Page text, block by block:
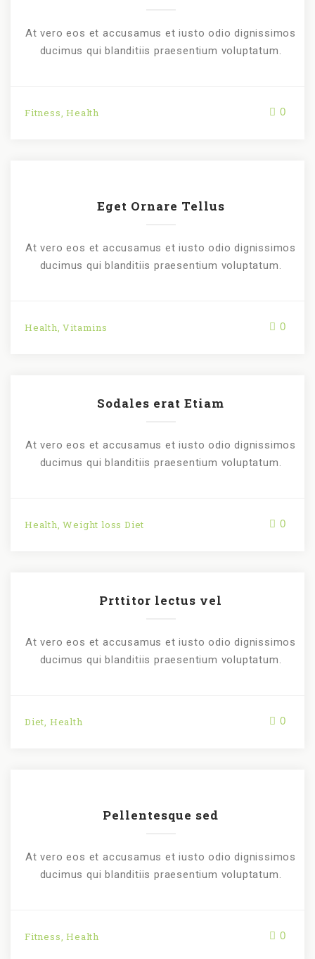
At vero eos et accusamus et iusto odio dignissimos
ducimus qui blanditiis praesentium voluptatum.
Fitness,Health 0
Eget Ornare Tellus
At vero eos et accusamus et iusto odio dignissimos
ducimus qui blanditiis praesentium voluptatum.
Health,Vitamins 0
Sodales erat Etiam
At vero eos et accusamus et iusto odio dignissimos
ducimus qui blanditiis praesentium voluptatum.
Health,Weight loss Diet 0
Prttitor lectus vel
At vero eos et accusamus et iusto odio dignissimos
ducimus qui blanditiis praesentium voluptatum.
Diet, Health 0
Pellentesque sed
At vero eos et accusamus et iusto odio dignissimos
ducimus qui blanditiis praesentium voluptatum.
Fitness,Health 0